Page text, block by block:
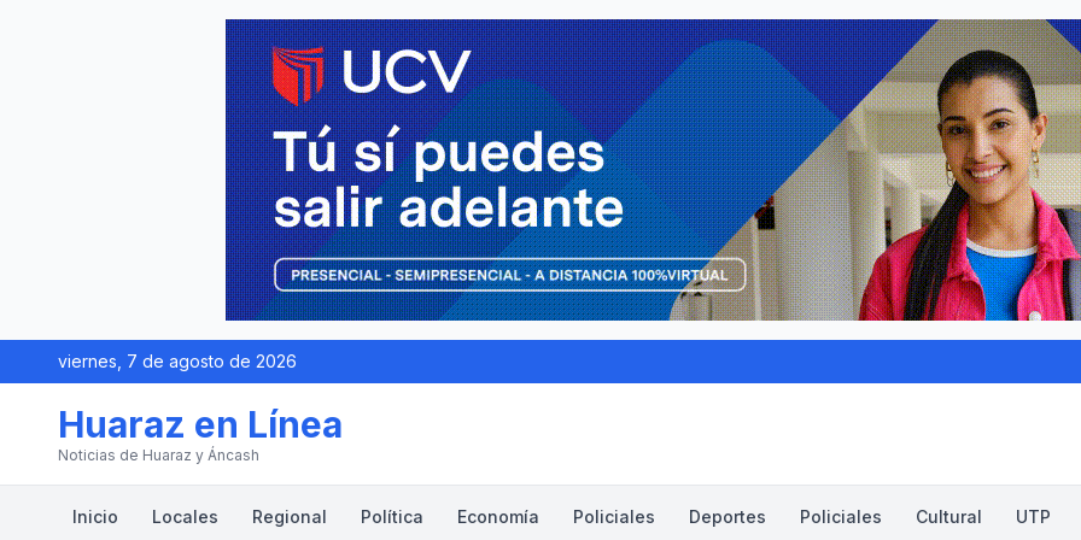
viernes, 7 de agosto de 2026
Huaraz en Línea
Noticias de Huaraz y Áncash
Inicio Locales Regional Política Economía Policiales Deportes Policiales Cultural UTP